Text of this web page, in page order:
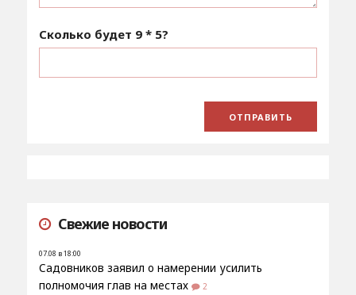
Сколько будет 9 * 5?
Свежие новости
07.08 в 18:00
Садовников заявил о намерении усилить
полномочия глав на местах
2